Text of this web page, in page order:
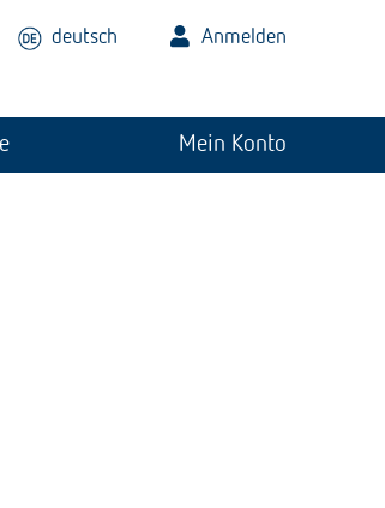
deutsch Anmelden
Mein Konto